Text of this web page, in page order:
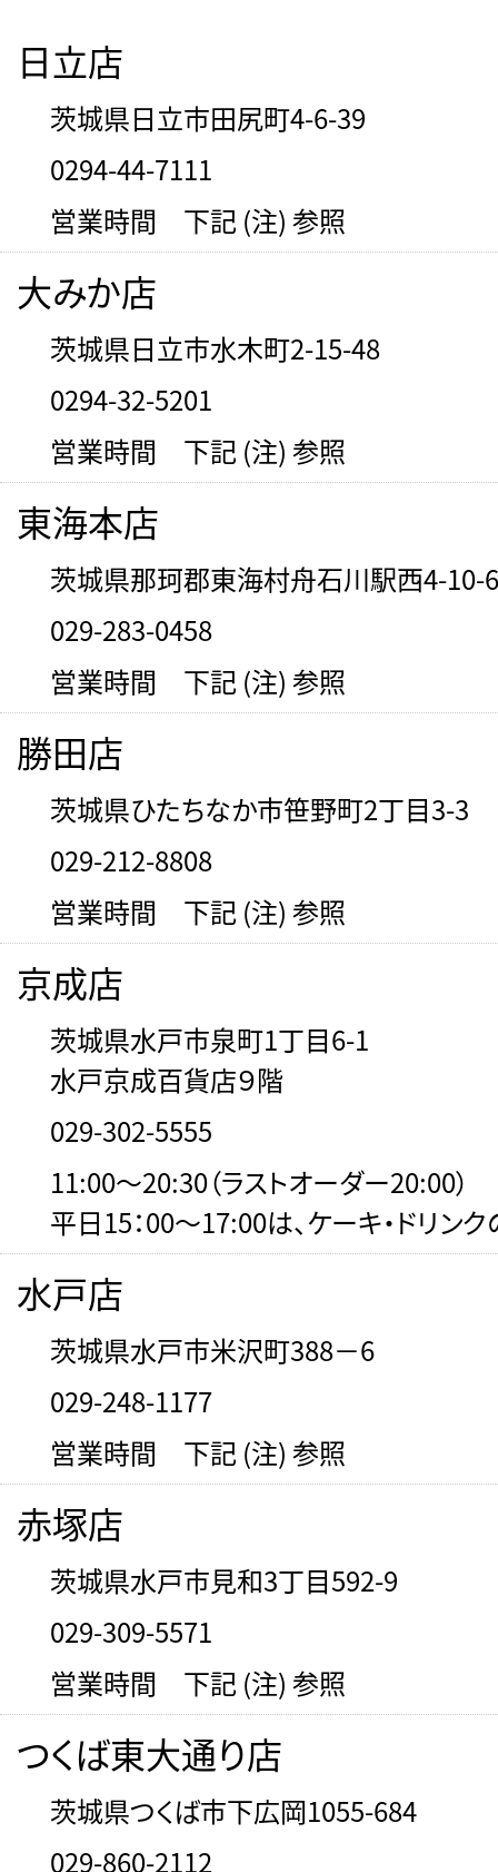
日立店
茨城県日立市田尻町4-6-39
0294-44-7111
営業時間 下記 (注) 参照
大みか店
茨城県日立市水木町2-15-48
0294-32-5201
営業時間 下記 (注) 参照
東海本店
茨城県那珂郡東海村舟石川駅西4-10-6
029-283-0458
営業時間 下記 (注) 参照
勝田店
茨城県ひたちなか市笹野町2丁目3-3
029-212-8808
営業時間 下記 (注) 参照
京成店
茨城県水戸市泉町1丁目6-1
水戸京成百貨店９階
029-302-5555
11:00～20:30（ラストオーダー20:00）
平日15：00～17:00は、ケーキ・ドリン
水戸店
茨城県水戸市米沢町388－6
029-248-1177
営業時間 下記 (注) 参照
赤塚店
茨城県水戸市見和3丁目592-9
029-309-5571
営業時間 下記 (注) 参照
つくば東大通り店
茨城県つくば市下広岡1055-684
029-860-2112